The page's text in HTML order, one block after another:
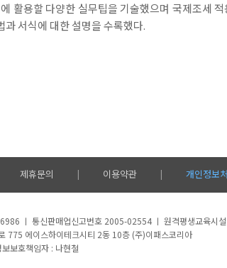
활용할 다양한 실무팁을 기술했으며 국제조세
서식에 대한 설명을 수록했다.
제휴문의 | 이용약관 | 개인정보
ㅣ 통신판매업신고번호 2005-02554 ㅣ 원격평생교육시
775 에이스하이테크시티 2동 10층 (주)이패스코리아
보호책임자 : 나현철